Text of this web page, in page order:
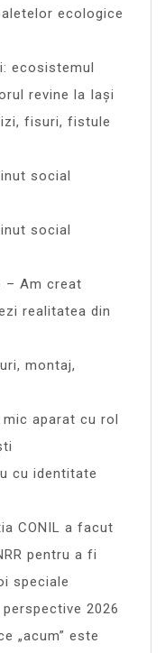
ecologice
ecosistemul
revine la Iași
fisuri, fistule
social
social
– Am creat
realitatea din
montaj,
aparat cu rol
cu identitate
CONIL a facut
pentru a fi
speciale
2026
„acum” este